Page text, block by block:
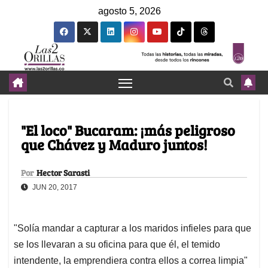
agosto 5, 2026
"El loco" Bucaram: ¡más peligroso
que Chávez y Maduro juntos!
Por Hector Sarasti
JUN 20, 2017
"Solía mandar a capturar a los maridos infieles para que
se los llevaran a su oficina para que él, el temido
intendente, la emprendiera contra ellos a correa limpia"